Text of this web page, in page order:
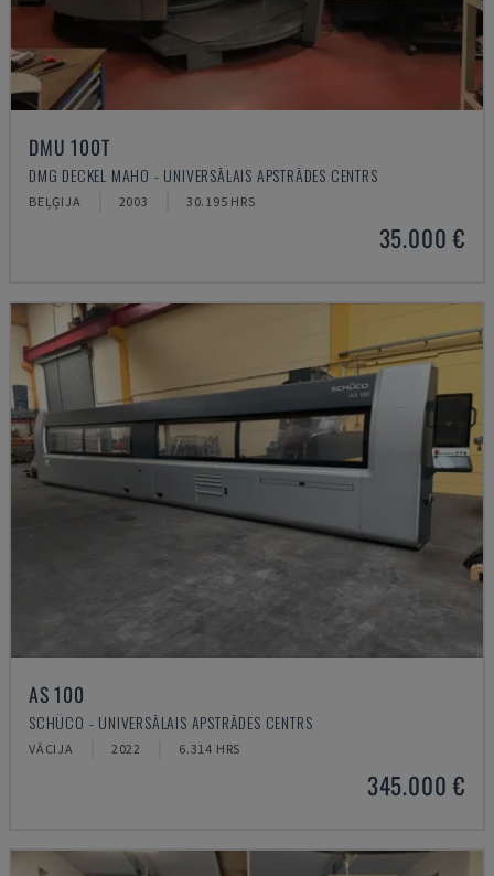
DMU 100T
DMG DECKEL MAHO - UNIVERSĀLAIS APSTRĀDES CENTRS
BEĻĢIJA 2003 30.195 HRS
35.000 €
AS 100
SCHÜCO - UNIVERSĀLAIS APSTRĀDES CENTRS
VĀCIJA 2022 6.314 HRS
345.000 €